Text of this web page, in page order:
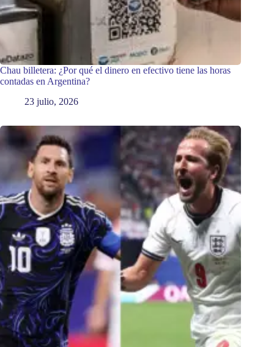
Chau billetera: ¿Por qué el dinero en efectivo tiene las horas
contadas en Argentina?
23 julio, 2026